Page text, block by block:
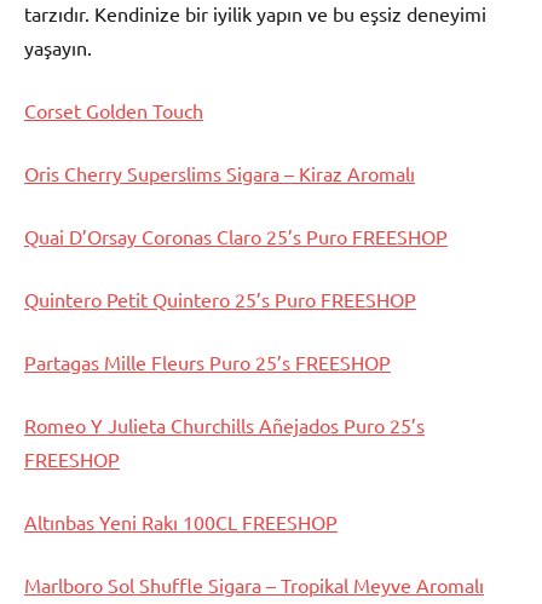
tarzıdır. Kendinize bir iyilik yapın ve bu eşsiz deneyimi
yaşayın.
Corset Golden Touch
Oris Cherry Superslims Sigara – Kiraz Aromalı
Quai D’Orsay Coronas Claro 25’s Puro FREESHOP
Quintero Petit Quintero 25’s Puro FREESHOP
Partagas Mille Fleurs Puro 25’s FREESHOP
Romeo Y Julieta Churchills Añejados Puro 25’s
FREESHOP
Altınbas Yeni Rakı 100CL FREESHOP
Marlboro Sol Shuffle Sigara – Tropikal Meyve Aromalı